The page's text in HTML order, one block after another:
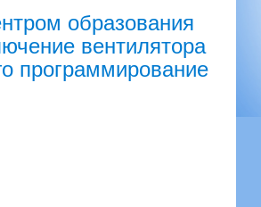
образования
вентилятора
программирование